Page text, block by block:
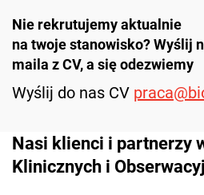
Nie rekrutujemy aktualnie
na twoje stanowisko? Wyślij
maila z CV, a się odezwiemy
Wyślij do nas CV
Nasi klienci i partnerzy
Klinicznych i